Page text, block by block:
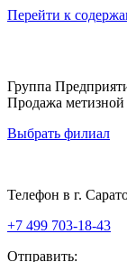
Перейти к
Группа
Продажа метизной
Выбрать филиал
Телефон в г.
+7 499 703-18-43
Отправить: